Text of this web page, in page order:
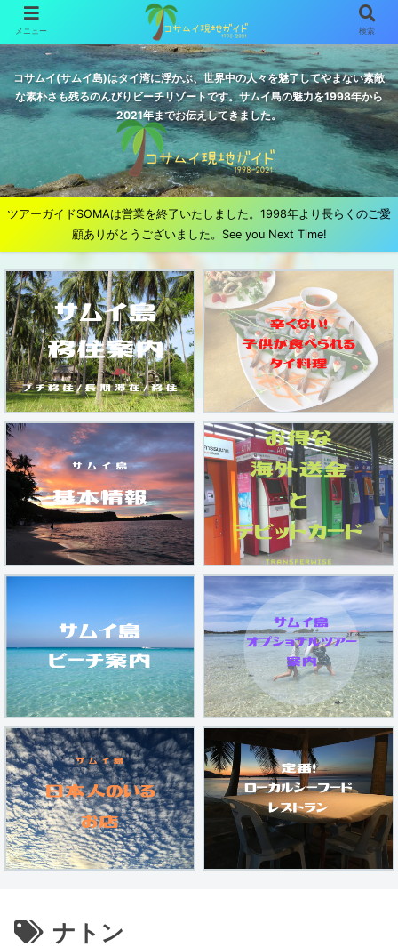
コサムイ(サムイ島)はタイ湾に浮かぶ、世界中の人々を魅了してやまない素敵
な素朴さも残るのんびりビーチリゾートです。サムイ島の魅力を1998年から
2021年までお伝えしてきました。
ツアーガイドSOMAは営業を終了いたしました。1998年より長らくのご愛
顧ありがとうございました。See you Next Time!
ナトン
メニュー 検索